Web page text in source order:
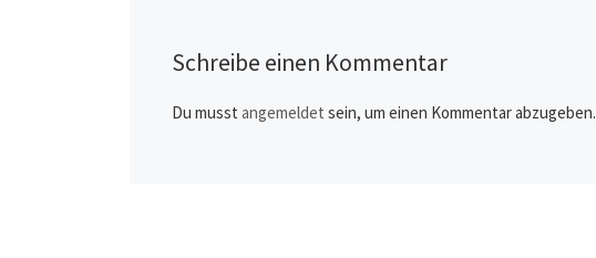
Schreibe einen Kommentar
Du musst angemeldet sein, um einen Kommentar abzugeben.